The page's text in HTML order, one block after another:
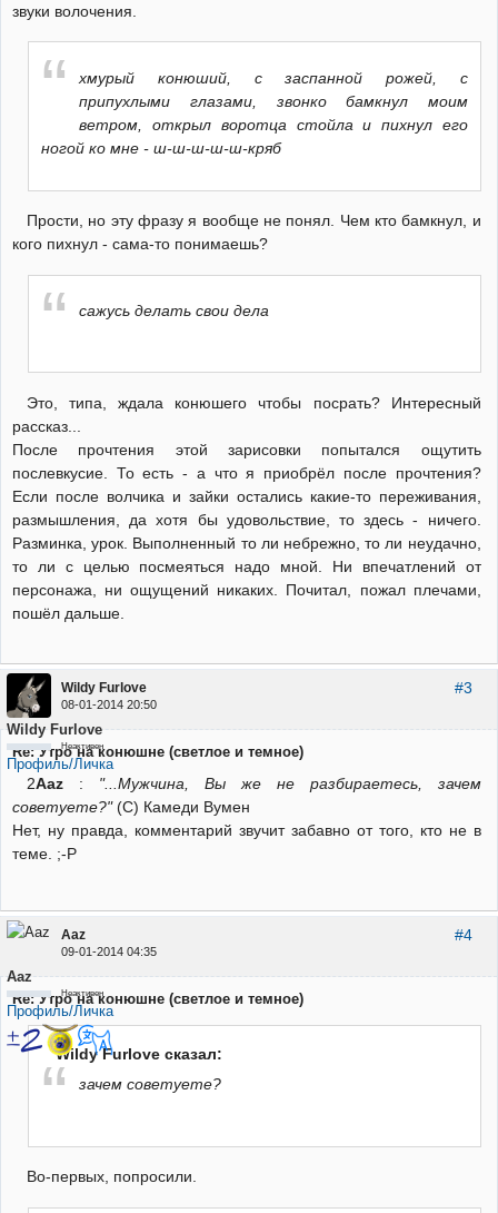
звуки волочения.
хмурый конюший, с заспанной рожей, с
припухлыми глазами, звонко бамкнул моим
ветром, открыл воротца стойла и пихнул его
ногой ко мне - ш-ш-ш-ш-ш-кряб
Прости, но эту фразу я вообще не понял. Чем кто бамкнул, и
кого пихнул - сама-то понимаешь?
сажусь делать свои дела
Это, типа, ждала конюшего чтобы посрать? Интересный
рассказ...
После прочтения этой зарисовки попытался ощутить
послевкусие. То есть - а что я приобрёл после прочтения?
Если после волчика и зайки остались какие-то переживания,
размышления, да хотя бы удовольствие, то здесь - ничего.
Разминка, урок. Выполненный то ли небрежно, то ли неудачно,
то ли с целью посмеяться надо мной. Ни впечатлений от
персонажа, ни ощущений никаких. Почитал, пожал плечами,
пошёл дальше.
#3
Wildy Furlove
08-01-2014 20:50
Wildy Furlove
Неактивен
Профиль/Личка
Re: Утро на конюшне (светлое и темное)
2Aaz: "...Мужчина, Вы же не разбираетесь, зачем
советуете?"(С) Камеди Вумен
Нет, ну правда, комментарий звучит забавно от того, кто не в
теме. ;-Р
#4
Aaz
09-01-2014 04:35
Aaz
Неактивен
Профиль/Личка
Re: Утро на конюшне (светлое и темное)
Wildy Furlove сказал:
зачем советуете?
Во-первых, попросили.